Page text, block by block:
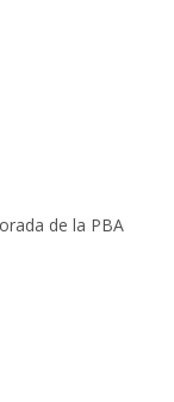
de la PBA